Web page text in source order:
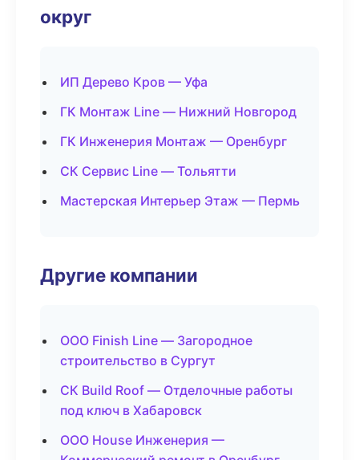
округ
ИП Дерево Кров — Уфа
ГК Монтаж Line — Нижний Новгород
ГК Инженерия Монтаж — Оренбург
СК Сервис Line — Тольятти
Мастерская Интерьер Этаж — Пермь
Другие компании
ООО Finish Line — Загородное
строительство в Сургут
СК Build Roof — Отделочные работы
под ключ в Хабаровск
ООО House Инженерия —